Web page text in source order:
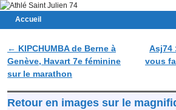
Accueil
Navigation des articles
← KIPCHUMBA de Berne à
Genève, Havart 7e féminine
sur le marathon
Asj74
vous
Retour en images sur le